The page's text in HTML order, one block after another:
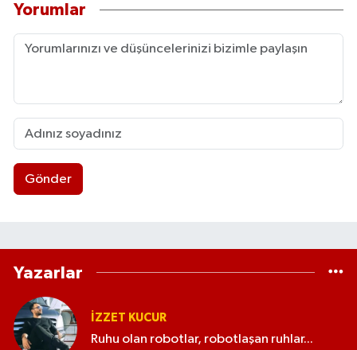
Yorumlar
Gönder
Yazarlar
İZZET KUCUR
Ruhu olan robotlar, robotlaşan ruhlar...